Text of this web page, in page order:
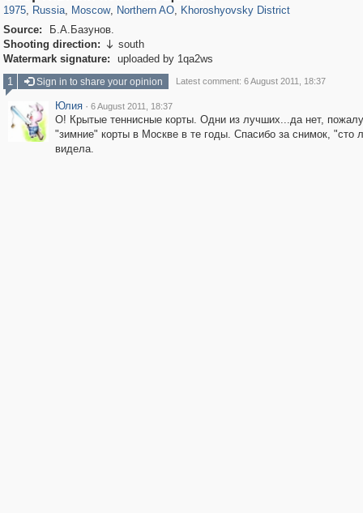
1975, Russia, Moscow, Northern AO, Khoroshyovsky District
Source:
Б.А.Базунов.
Shooting direction:  south
Watermark signature:
uploaded by 1qa2ws
1
Sign in to share your opinion Latest comment: 6 August 2011, 18:37
Юлия · 6 August 2011, 18:37
О! Крытые теннисные корты. Одни из лучших...да нет,
"зимние" корты в Москве в те годы. Спасибо за снимок, "сто
видела.